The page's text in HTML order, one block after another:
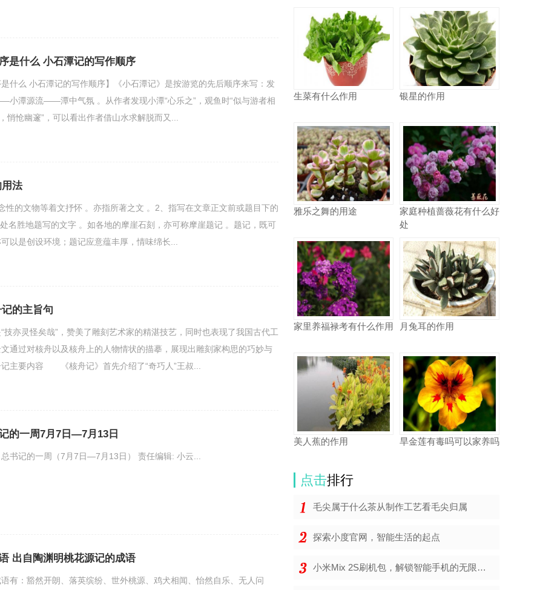
是什么 小石潭记的写作顺序
是什么 小石潭记的写作顺序】《小石潭记》是按游览的先后顺序来写：发
潭源流——潭中气氛 。从作者发现小潭“心乐之”，观鱼时“似与游者相
悄怆幽邃”，可以看出作者借山水求解脱而又...
法
性的文物等着文抒怀 。亦指所著之文 。2、指写在文章正文前或题目下的
名胜地题写的文字 。如各地的摩崖石刻，亦可称摩崖题记 。题记，既可
以是创设环境；题记应意蕴丰厚，情味绵长...
的主旨句
“技亦灵怪矣哉”，赞美了雕刻艺术家的精湛技艺，同时也表现了我国古代工
通过对核舟以及核舟上的人物情状的描摹，展现出雕刻家构思的巧妙与
要内容 《核舟记》首先介绍了“奇巧人”王叔...
的一周7月7日—7月13日
书记的一周（7月7日—7月13日） 责任编辑: 小云...
出自陶渊明桃花源记的成语
有：豁然开朗、落英缤纷、世外桃源、鸡犬相闻、怡然自乐、无人问
生菜有什么作用 银星的作用
雅乐之舞的用途
家庭种植蔷薇花有什么好
处
家里养福禄考有什么作用 月兔耳的作用
美人蕉的作用 旱金莲有毒吗可以家养吗
点击排行
毛尖属于什么茶从制作工艺看毛尖归属
探索小度官网，智能生活的起点
小米Mix 2S刷机包，解锁智能手机的无限可能